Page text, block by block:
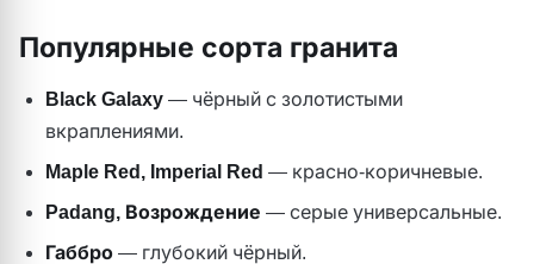
Популярные сорта гранита
Black Galaxy — чёрный с золотистыми
вкраплениями.
Maple Red, Imperial Red — красно-коричневые.
Padang, Возрождение — серые универсальные.
Габбро — глубокий чёрный.